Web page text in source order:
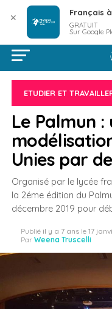
ETUDIER ET
Le Palmun
Unies par
Organisé par le lycée
la 2éme édition du
décembre 2019 pour
Publié il y a 7 ans le 17
Par Weena Truscelli
✕ Français
GRATUIT
Sur Google